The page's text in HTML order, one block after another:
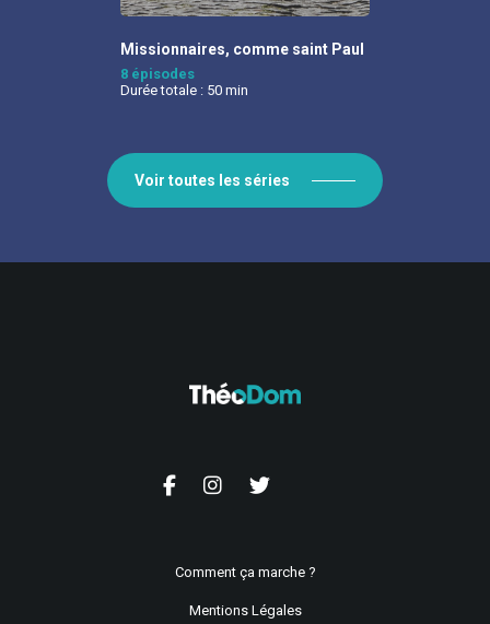
Missionnaires, comme saint Paul
8 épisodes
Durée totale : 50 min
Voir toutes les séries
Comment ça marche ?
Mentions Légales